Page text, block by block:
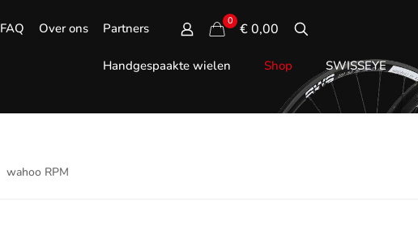
FAQ Over ons Partners 0 € 0,00
Handgespaakte wielen Shop SWISSEYE
wahoo RPM